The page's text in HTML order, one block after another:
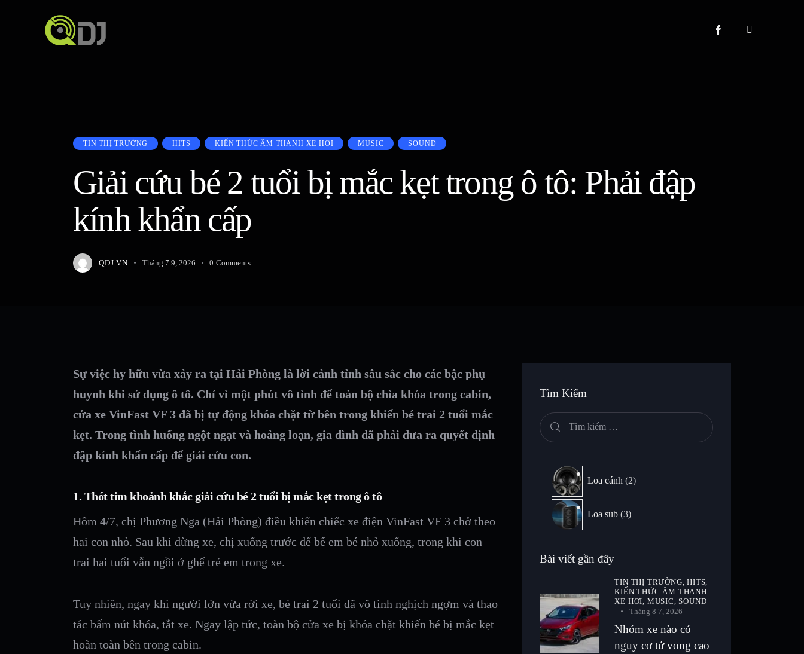
TIN THỊ TRƯỜNG HITS KIẾN THỨC ÂM THANH XE HƠI MUSIC SOUND
Giải cứu bé 2 tuổi bị mắc kẹt trong ô tô: Phải đập
kính khẩn cấp
QDJ.VN Tháng 7 9, 2026 0 Comments
Sự việc hy hữu vừa xảy ra tại Hải Phòng là lời cảnh tỉnh sâu sắc cho các bậc phụ
huynh khi sử dụng ô tô. Chỉ vì một phút vô tình để toàn bộ chìa khóa trong cabin,
cửa xe VinFast VF 3 đã bị tự động khóa chặt từ bên trong khiến bé trai 2 tuổi mắc
kẹt. Trong tình huống ngột ngạt và hoảng loạn, gia đình đã phải đưa ra quyết định
đập kính khẩn cấp để giải cứu con.
1. Thót tim khoảnh khắc giải cứu bé 2 tuổi bị mắc kẹt trong ô tô
Hôm 4/7, chị Phương Nga (Hải Phòng) điều khiển chiếc xe điện VinFast VF 3 chở theo
hai con nhỏ. Sau khi dừng xe, chị xuống trước để bế em bé nhỏ xuống, trong khi con
trai hai tuổi vẫn ngồi ở ghế trẻ em trong xe.
Tuy nhiên, ngay khi người lớn vừa rời xe, bé trai 2 tuổi đã vô tình nghịch ngợm và thao
tác bấm nút khóa, tắt xe. Ngay lập tức, toàn bộ cửa xe bị khóa chặt khiến bé bị mắc kẹt
hoàn toàn bên trong cabin.
Tìm Kiếm
Loa cánh 2
Loa sub 3
Bài viết gần đây
TIN THỊ TRƯỜNG,HITS,
KIẾN THỨC ÂM THANH
XE HƠI, MUSIC,SOUND
Tháng 8 7, 2026
Nhóm xe nào có
nguy cơ tử vong cao